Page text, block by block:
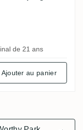
de 21 ans
Ajouter au panier